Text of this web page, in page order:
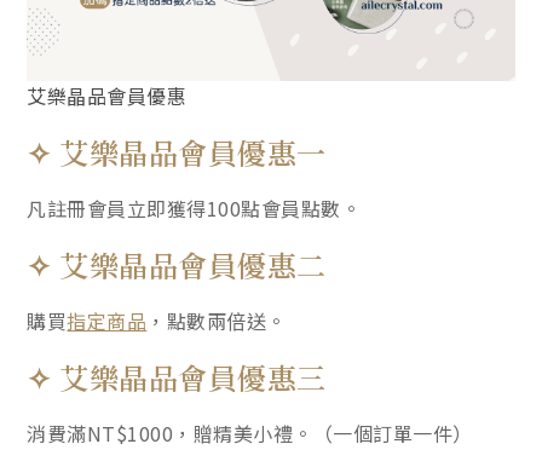
艾樂晶品會員優惠
✧ 艾樂晶品會員優惠一
凡註冊會員立即獲得100點會員點數。
✧ 艾樂晶品會員優惠二
購買指定商品 ，點數兩倍送。
✧ 艾樂晶品會員優惠三
消費滿NT$1000，贈精美小禮。（一個訂單一件）